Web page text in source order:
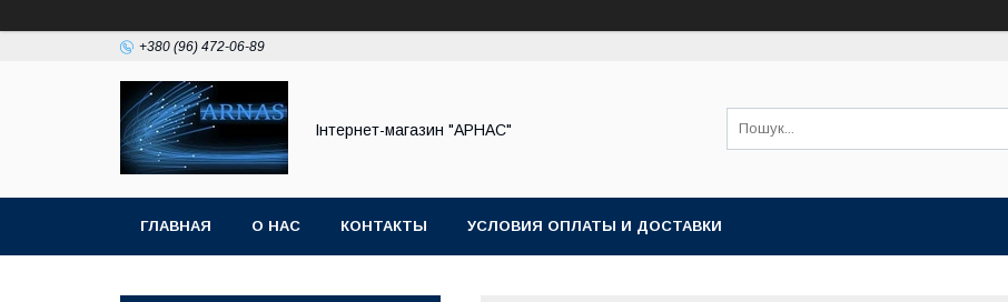
+380 (96) 472-06-89
Інтернет-магазин "АРНАС"
ГЛАВНАЯ О НАС КОНТАКТЫ УСЛОВИЯ ОПЛАТЫ И ДОСТАВКИ